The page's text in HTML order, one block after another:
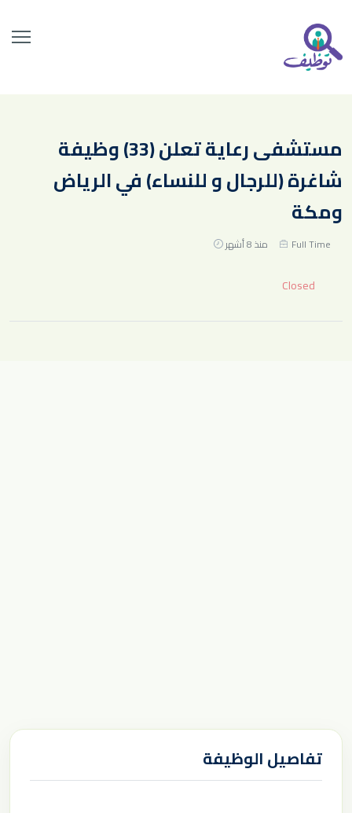
مستشفى رعاية تعلن (33) وظيفة
شاغرة (للرجال و للنساء) في الرياض
ومكة
Full Time منذ 8 أشهر
Closed
تفاصيل الوظيفة